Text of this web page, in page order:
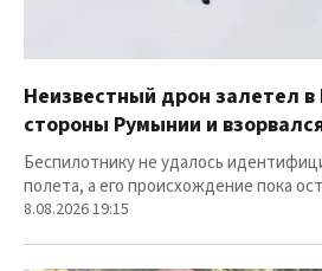
Неизвестный дрон залетел
стороны Румынии и
Беспилотнику не удалось
полета, а его происхождение пока
8.08.2026 19:15